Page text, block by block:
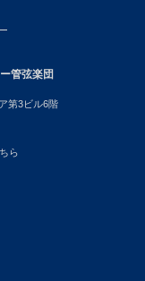
管弦楽団
第3ビル6階
ら